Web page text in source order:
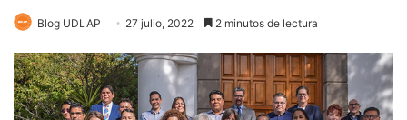
Blog UDLAP 27 julio, 2022 2 minutos de lectura